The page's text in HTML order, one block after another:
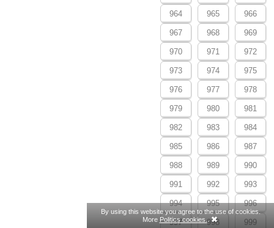
964 965 966
967 968 969
970 971 972
973 974 975
976 977 978
979 980 981
982 983 984
985 986 987
988 989 990
991 992 993
994 995 996
997 998 999
By using this website you agree to the use of cookies.
More Politics cookies..